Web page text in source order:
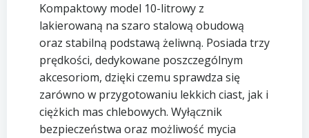
Kompaktowy model 10-litrowy z
lakierowaną na szaro stalową obudową
oraz stabilną podstawą żeliwną. Posiada trzy
prędkości, dedykowane poszczególnym
akcesoriom, dzięki czemu sprawdza się
zarówno w przygotowaniu lekkich ciast, jak i
ciężkich mas chlebowych. Wyłącznik
bezpieczeństwa oraz możliwość mycia